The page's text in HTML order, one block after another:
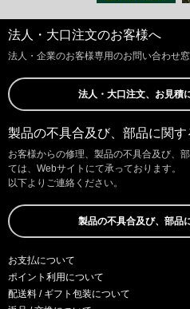
法人・大口注文のお客様へ
法人・企業のお客様専用のお問い合わせ
法人・大口注文、お見積
製品の不具合及び、部品に関
お客様からの修理、製品の不具合及び、
ては、Webサイトにて承っております。
以下よりご連絡ください。
製品の不具合及び、部品
お支払について
ポイント利用について
配送料 / ギフト包装について